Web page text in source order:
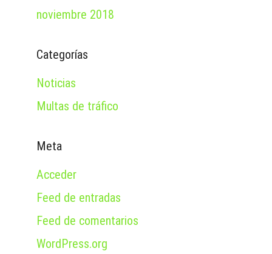
noviembre 2018
Categorías
Noticias
Multas de tráfico
Meta
Acceder
Feed de entradas
Feed de comentarios
WordPress.org